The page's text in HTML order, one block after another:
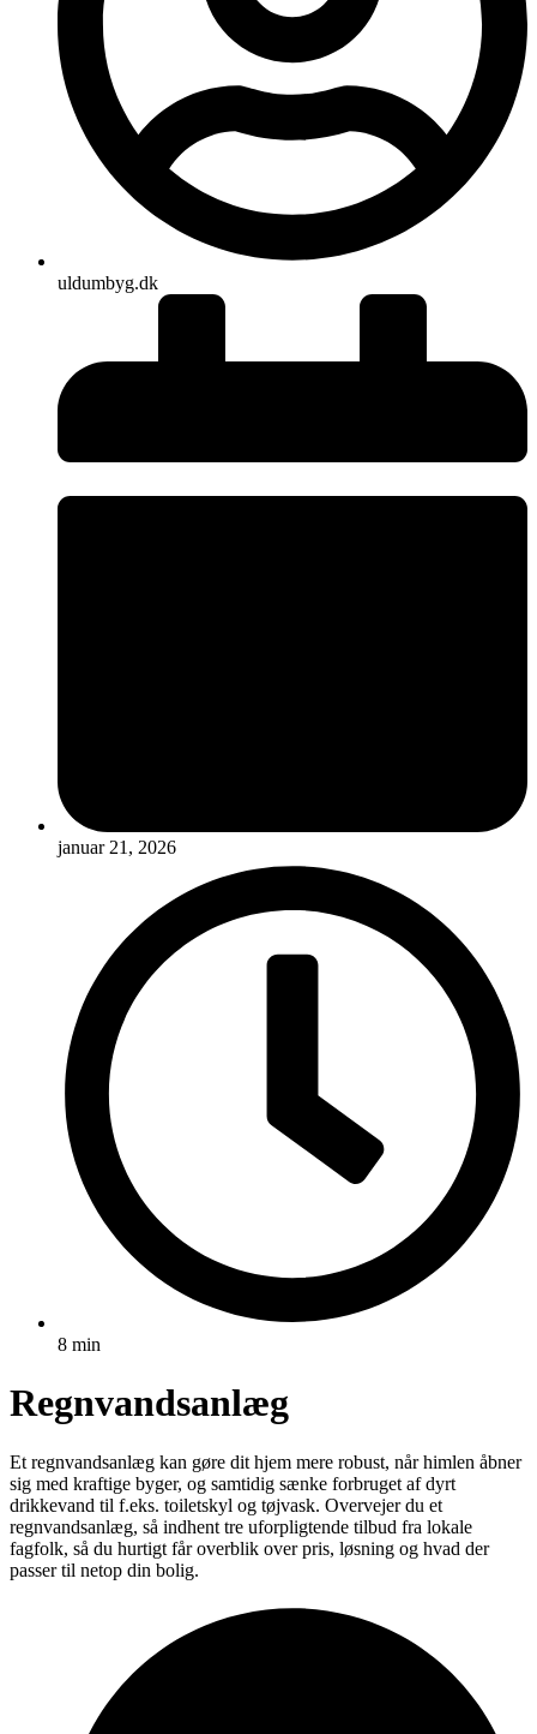
uldumbyg.dk
januar 21, 2026
8 min
Regnvandsanlæg
Et regnvandsanlæg kan gøre dit hjem mere robust, når himlen åbner
sig med kraftige byger, og samtidig sænke forbruget af dyrt
drikkevand til f.eks. toiletskyl og tøjvask. Overvejer du et
regnvandsanlæg, så indhent tre uforpligtende tilbud fra lokale
fagfolk, så du hurtigt får overblik over pris, løsning og hvad der
passer til netop din bolig.